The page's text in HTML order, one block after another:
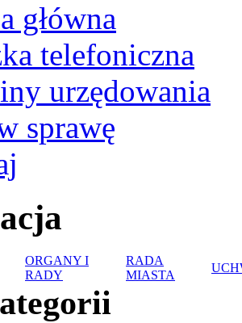
główna
telefoniczna
urzędowania
sprawę
ORGANY I
RADY
RADA
MIASTA